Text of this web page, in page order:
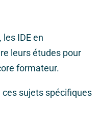
IDE en
leurs études pour
formateur.
sujets spécifiques